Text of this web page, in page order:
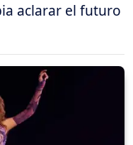
aclarar el futuro